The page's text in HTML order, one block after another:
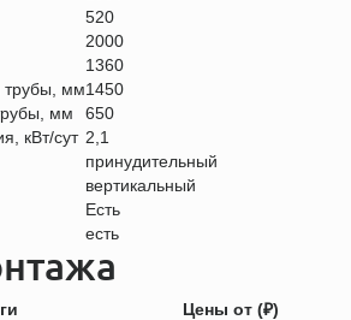
520
2000
1360
трубы, мм1450
мм
650
кВт/сут 2,1
принудительный
вертикальный
Есть
есть
Цены от (₽)